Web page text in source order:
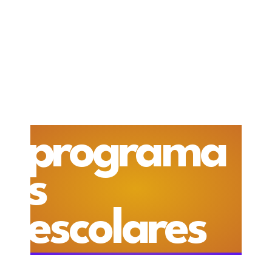
programa
s
escolares